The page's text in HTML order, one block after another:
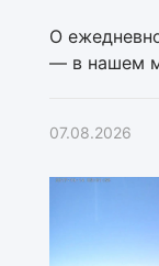
О
— в нашем
07.08.2026